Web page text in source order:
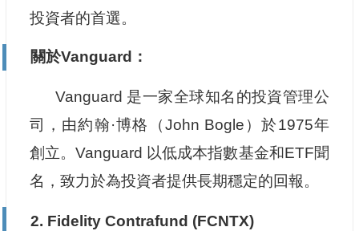
投資者的首選。
關於Vanguard：
Vanguard 是一家全球知名的投資管理公
司，由約翰·博格（John Bogle）於1975年
創立。Vanguard 以低成本指數基金和ETF聞
名，致力於為投資者提供長期穩定的回報。
2. Fidelity Contrafund (FCNTX)